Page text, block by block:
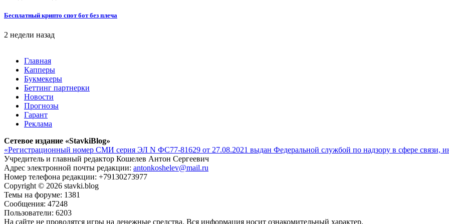
Бесплатный крипто спот бот без плеча
2 недели назад
Главная
Капперы
Букмекеры
Беттинг партнерки
Новости
Прогнозы
Гарант
Реклама
Сетевое издание «StavkiBlog»
«Регистрационный номер СМИ серия ЭЛ N ФС77-81629 от 27.08.2021 выдан Федеральной службой по надзору в сфере связи,
Учредитель и главный редактор Кошелев Антон Сергеевич
Адрес электронной почты редакции: antonkoshelev@mail.ru
Номер телефона редакции: +79130273977
Copyright © 2026 stavki.blog
Темы на форуме: 1381
Сообщения: 47248
Пользователи: 6203
На сайте не проводятся игры на денежные средства. Вся информация носит ознакомительный характер.